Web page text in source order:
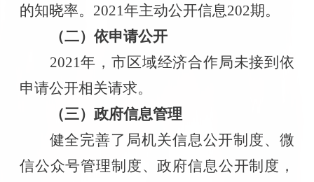
的知晓率。 2021年主动公开信息202期。
（二）依申请公开
2021年，市区域经济合作局未接到依
申请公开相关请求。
（三） 政府信息管理
健全完善了局机关信息公开制度、微
信公众号管理制度、政府信息公开制度，